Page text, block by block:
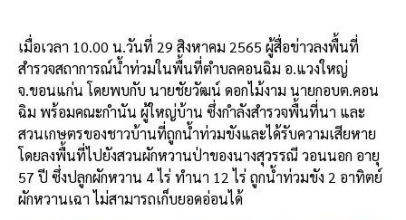
เมื่อเวลา 10.00 น.วันที่ 29 สิงหาคม 2565 ผู้สื่อข่าวลงพื้นที่
สำรวจสถาการณ์น้ำท่วมในพื้นที่ตำบลคอนฉิม อ.แวงใหญ่
จ.ขอนแก่น โดยพบกับ นายชัยวัฒน์ ดอกไม้งาม นายกอบต.คอน
ฉิม พร้อมคณะกำนัน ผู้ใหญ่บ้าน ซึ่งกำลังสำรวจพื้นที่นา และ
สวนเกษตรของชาวบ้านที่ถูกน้ำท่วมขังและได้รับความเสียหาย
โดยลงพื้นที่ไปยังสวนผักหวานป่าของนางสุวรรณี วอนนอก อายุ
57 ปี ซึ่งปลูกผักหวาน 4 ไร่ ทำนา 12 ไร่ ถูกน้ำท่วมขัง 2 อาทิตย์
ผักหวานเฉา ไม่สามารถเก็บยอดอ่อนได้